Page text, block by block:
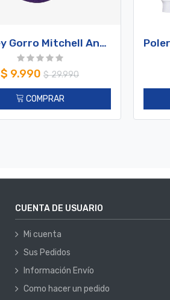
Jockey Gorro Mitchell And Ness Highlights Real Raptors Vince Carter
$ 9.990 $29.990
COMPRAR
CUENTA DE USUARIO
Mi cuenta
Sus Pedidos
Información Envío
Como hacer un pedido